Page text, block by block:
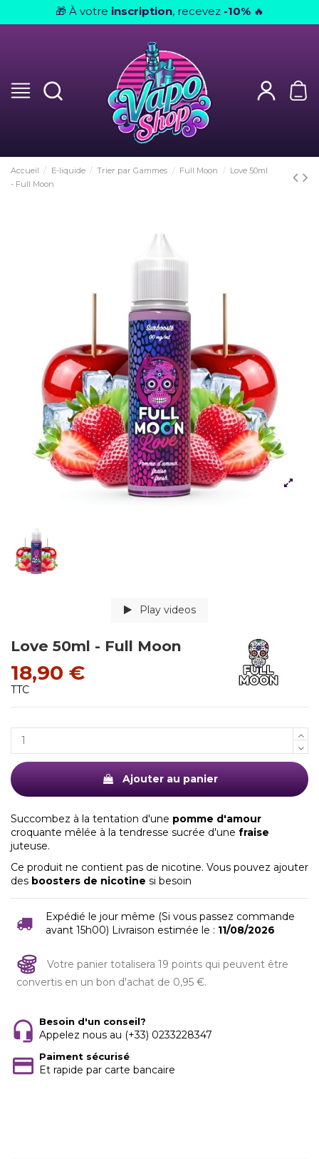
🎁 À votre inscription, recevez -10% 🔥
Accueil E-liquide Trier par Gammes Full Moon
Love 50ml
- Full Moon
Play videos
Love 50ml - Full Moon
18,90 €
TTC
Ajouter au panier
Succombez à la tentation d'une pomme d'amour
croquante mêlée à la tendresse sucrée d'une fraise
juteuse.
Ce produit ne contient pas de nicotine. Vous pouvez ajouter
des boosters de nicotine si besoin
Expédié le jour même (Si vous passez commande
avant 15h00) Livraison estimée le : 11/08/2026
Votre panier totalisera 19 points qui peuvent être
convertis en un bon d'achat de 0,95 €.
Besoin d'un conseil?
Appelez nous au (+33) 0233228347
Paiment sécurisé
Et rapide par carte bancaire